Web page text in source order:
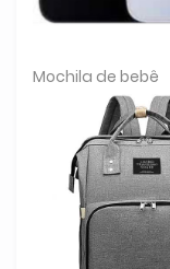
Mochila de bebê